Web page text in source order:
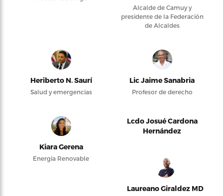
Alcalde de Camuy y
presidente de la Federación
de Alcaldes
Heriberto N. Saurí
Salud y emergencias
Lic Jaime Sanabria
Profesor de derecho
Kiara Gerena
Energía Renovable
Lcdo Josué Cardona
Hernández
Laureano Giraldez MD